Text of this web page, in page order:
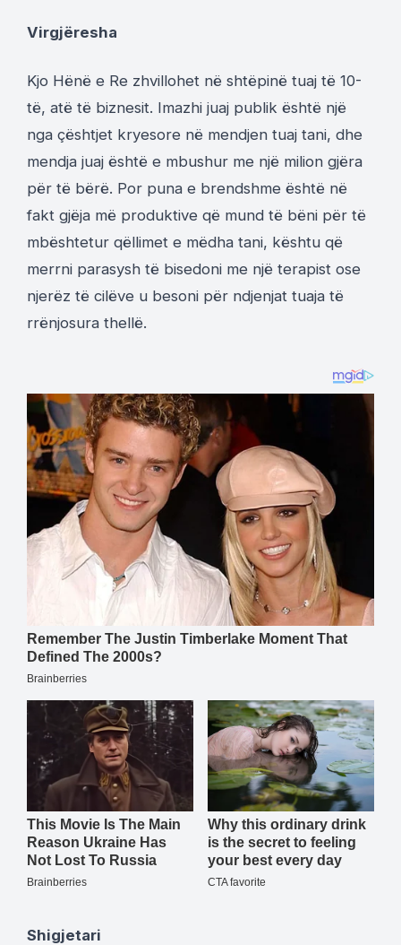
Virgjëresha
Kjo Hënë e Re zhvillohet në shtëpinë tuaj të 10-
të, atë të biznesit. Imazhi juaj publik është një
nga çështjet kryesore në mendjen tuaj tani, dhe
mendja juaj është e mbushur me një milion gjëra
për të bërë. Por puna e brendshme është në
fakt gjëja më produktive që mund të bëni për të
mbështetur qëllimet e mëdha tani, kështu që
merrni parasysh të bisedoni me një terapist ose
njerëz të cilëve u besoni për ndjenjat tuaja të
rrënjosura thellë.
Shigjetari